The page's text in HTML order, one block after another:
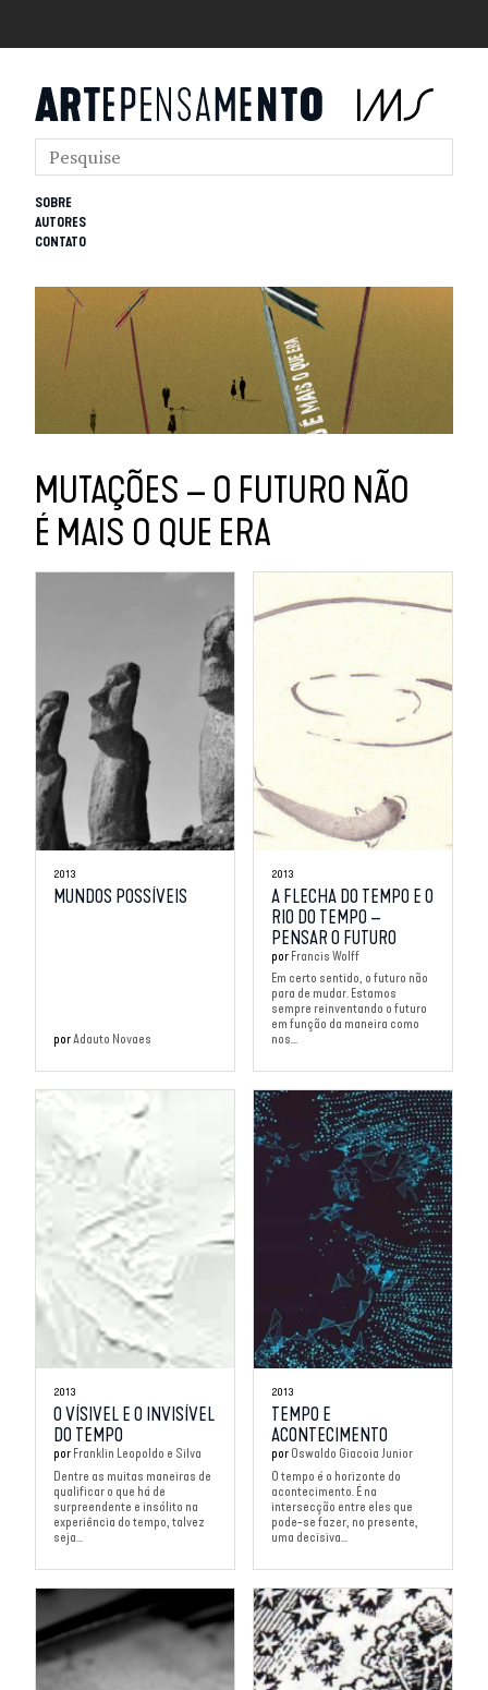
SOBRE
AUTORES
CONTATO
MUTAÇÕES – O FUTURO NÃO
É MAIS O QUE ERA
2013
MUNDOS POSSÍVEIS
porAdauto Novaes
2013
A FLECHA DO TEMPO E O
RIO DO TEMPO –
PENSAR O FUTURO
por Francis Wolff
Em certo sentido, o futuro não
para de mudar. Estamos
sempre reinventando o futuro
em função da maneira como
nos...
2013
O VÍSIVEL E O INVISÍVEL
DO TEMPO
por Franklin Leopoldo e Silva
Dentre as muitas maneiras de
qualificar o que há de
surpreendente e insólito na
experiência do tempo, talvez
seja...
2013
TEMPO E
ACONTECIMENTO
por Oswaldo Giacoia Junior
O tempo é o horizonte do
acontecimento. É na
intersecção entre eles que
pode-se fazer, no presente,
uma decisiva...